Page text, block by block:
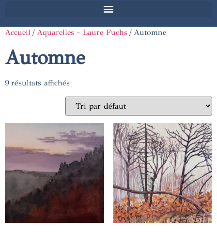
Accueil / Aquarelles - Laure Fuchs / Automne
Automne
9 résultats affichés